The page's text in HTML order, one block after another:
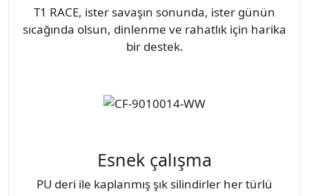
T1 RACE, ister savaşın sonunda, ister günün
sıcağında olsun, dinlenme ve rahatlık için harika
bir destek.
Esnek çalışma
PU deri ile kaplanmış şık silindirler her türlü